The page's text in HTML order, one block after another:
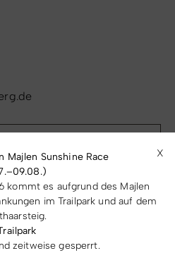
X
Majlen Sunshine Race
kommt es aufgrund des Majlen
im Trailpark und auf dem
zeitweise gesperrt.
zurück